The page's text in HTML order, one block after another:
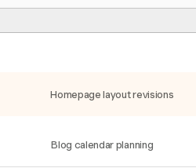
Homepage layout revisions
Blog calendar planning